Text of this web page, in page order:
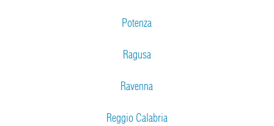
Potenza
Ragusa
Ravenna
Reggio Calabria